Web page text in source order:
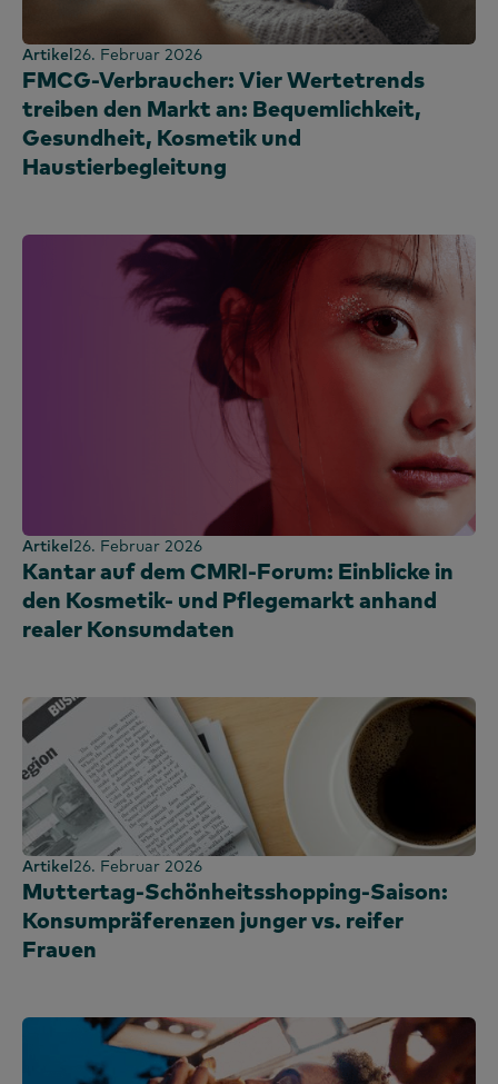
Artikel26. Februar 2026
FMCG-Verbraucher: Vier Wertetrends
treiben den Markt an: Bequemlichkeit,
Gesundheit, Kosmetik und
Haustierbegleitung
Artikel26. Februar 2026
Kantar auf dem CMRI-Forum: Einblicke in
den Kosmetik- und Pflegemarkt anhand
realer Konsumdaten
Artikel26. Februar 2026
Muttertag-Schönheitsshopping-Saison:
Konsumpräferenzen junger vs. reifer
Frauen